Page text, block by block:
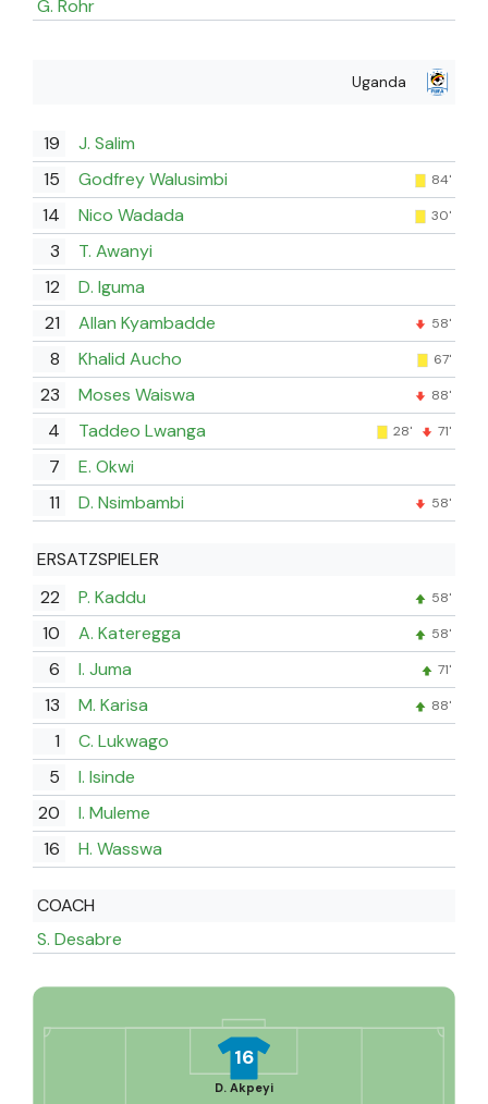
G. Rohr
Uganda
19
J. Salim
15
Godfrey Walusimbi 84'
14 Nico Wadada 30'
3
T. Awanyi
12
D. Iguma
21
Allan Kyambadde 58'
8 Khalid Aucho 67'
23 Moses Waiswa 88'
4 Taddeo Lwanga 28' 71'
7
E. Okwi
11
D. Nsimbambi 58'
ERSATZSPIELER
22
P. Kaddu 58'
10 A. Kateregga 58'
6 I. Juma 71'
13 M. Karisa 88'
1
C. Lukwago
5
I. Isinde
20
I. Muleme
16
H. Wasswa
COACH
S. Desabre
16
D. Akpeyi